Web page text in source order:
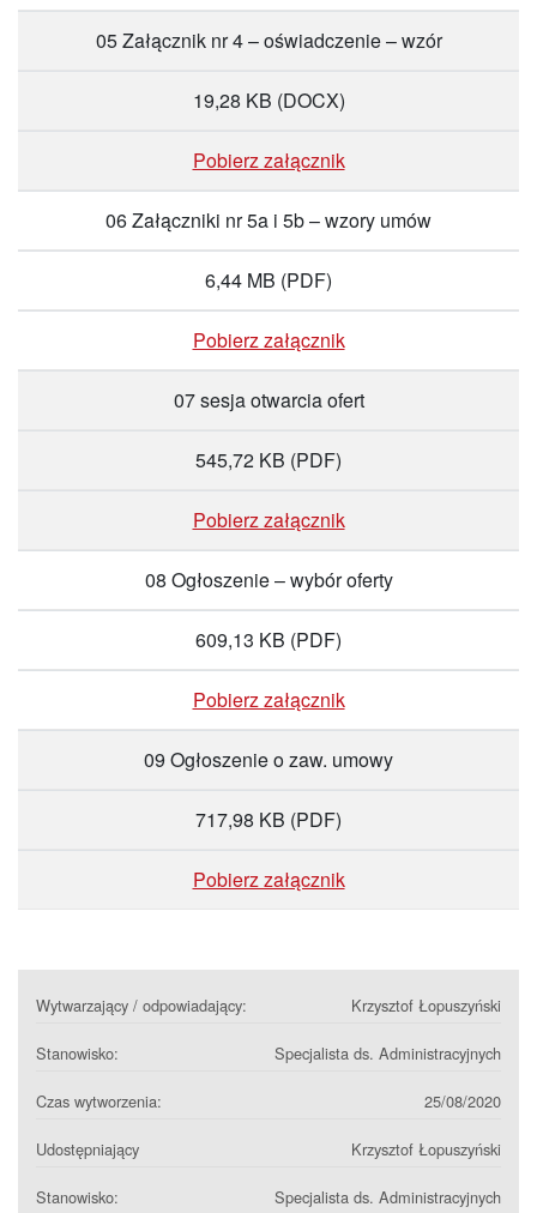
05 Załącznik nr 4 – oświadczenie – wzór
19,28 KB (DOCX)
Pobierz załącznik
06 Załączniki nr 5a i 5b – wzory umów
6,44 MB (PDF)
Pobierz załącznik
07 sesja otwarcia ofert
545,72 KB (PDF)
Pobierz załącznik
08 Ogłoszenie – wybór oferty
609,13 KB (PDF)
Pobierz załącznik
09 Ogłoszenie o zaw. umowy
717,98 KB (PDF)
Pobierz załącznik
Wytwarzający / odpowiadający: Krzysztof Łopuszyński
Stanowisko: Specjalista ds. Administracyjnych
Czas wytworzenia: 25/08/2020
Udostępniający Krzysztof Łopuszyński
Stanowisko: Specjalista ds. Administracyjnych